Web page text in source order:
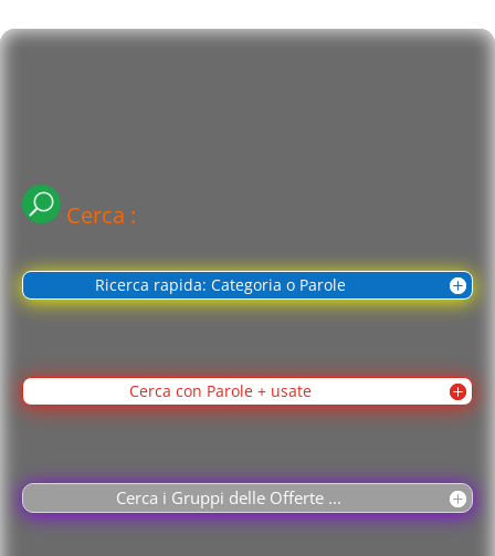
Cerca :
Ricerca rapida: Categoria o Parole
Cerca con Parole + usate
Cerca i Gruppi delle Offerte ...